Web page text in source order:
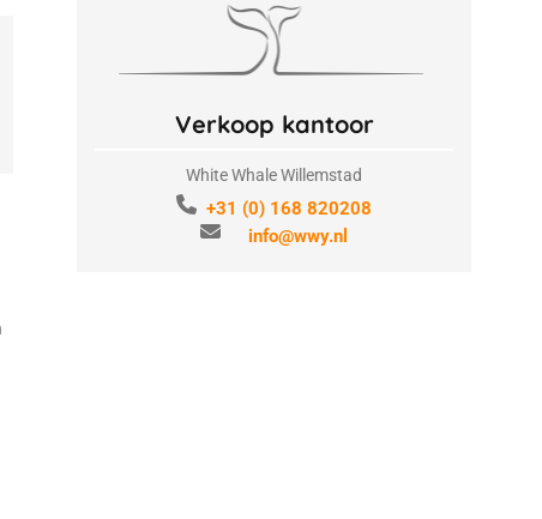
Verkoop kantoor
White Whale Willemstad
+31 (0) 168 820208
info@wwy.nl